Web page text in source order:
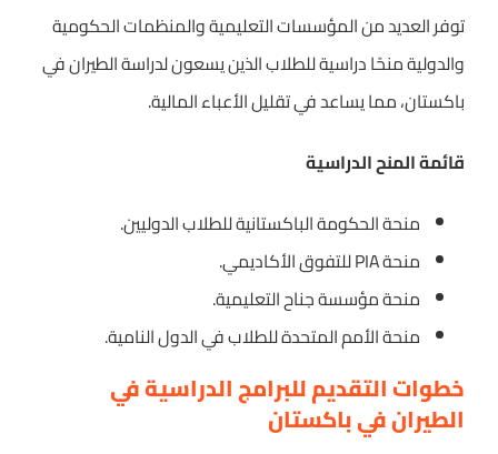
توفر العديد من المؤسسات التعليمية والمنظمات الحكومية
والدولية منحًا دراسية للطلاب الذين يسعون لدراسة الطيران في
باكستان، مما يساعد في تقليل الأعباء المالية.
قائمة المنح الدراسية
منحة الحكومة الباكستانية للطلاب الدوليين.
منحة PIA للتفوق الأكاديمي.
منحة مؤسسة جناح التعليمية.
منحة الأمم المتحدة للطلاب في الدول النامية.
خطوات التقديم للبرامج الدراسية في
الطيران في باكستان